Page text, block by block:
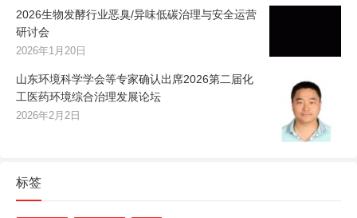
2026生物发酵行业恶臭/异味低碳治理与安全运营
研讨会
2026年1月20日
山东环境科学学会等专家确认出席2026第二届化
工医药环境综合治理发展论坛
2026年2月2日
标签